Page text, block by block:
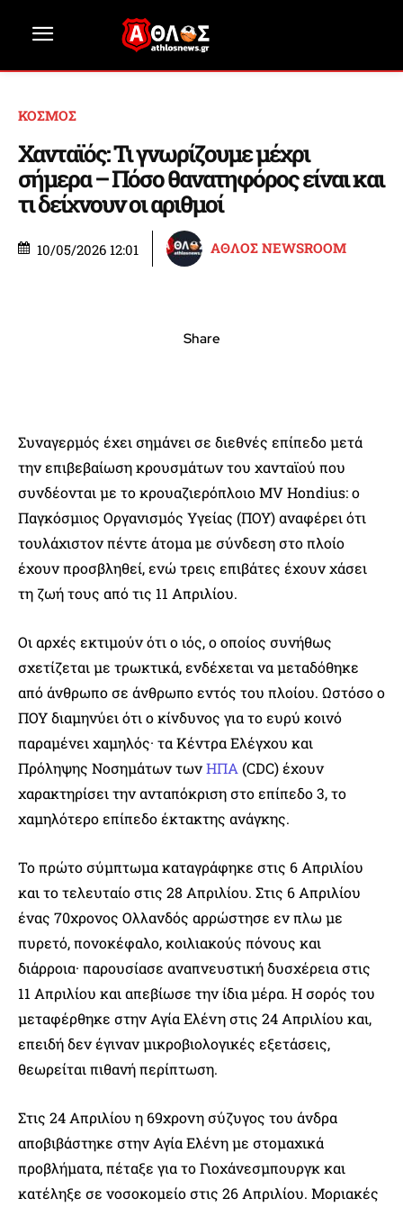
ΚΟΣΜΟΣ
Χανταϊός: Τι γνωρίζουμε μέχρι
σήμερα – Πόσο θανατηφόρος είναι και
τι δείχνουν οι αριθμοί
10/05/2026 12:01 ΑΘΛΟΣ NEWSROOM
Share
Συναγερμός έχει σημάνει σε διεθνές επίπεδο μετά
την επιβεβαίωση κρουσμάτων του χανταϊού που
συνδέονται με το κρουαζιερόπλοιο MV Hondius: ο
Παγκόσμιος Οργανισμός Υγείας (ΠΟΥ) αναφέρει ότι
τουλάχιστον πέντε άτομα με σύνδεση στο πλοίο
έχουν προσβληθεί, ενώ τρεις επιβάτες έχουν χάσει
τη ζωή τους από τις 11 Απριλίου.
Οι αρχές εκτιμούν ότι ο ιός, ο οποίος συνήθως
σχετίζεται με τρωκτικά, ενδέχεται να μεταδόθηκε
από άνθρωπο σε άνθρωπο εντός του πλοίου. Ωστόσο ο
ΠΟΥ διαμηνύει ότι ο κίνδυνος για το ευρύ κοινό
παραμένει χαμηλός· τα Κέντρα Ελέγχου και
Πρόληψης Νοσημάτων τωνΗΠΑ (CDC) έχουν
χαρακτηρίσει την ανταπόκριση στο επίπεδο 3, το
χαμηλότερο επίπεδο έκτακτης ανάγκης.
Το πρώτο σύμπτωμα καταγράφηκε στις 6 Απριλίου
και το τελευταίο στις 28 Απριλίου. Στις 6 Απριλίου
ένας 70χρονος Ολλανδός αρρώστησε εν πλω με
πυρετό, πονοκέφαλο, κοιλιακούς πόνους και
διάρροια· παρουσίασε αναπνευστική δυσχέρεια στις
11 Απριλίου και απεβίωσε την ίδια μέρα. Η σορός του
μεταφέρθηκε στην Αγία Ελένη στις 24 Απριλίου και,
επειδή δεν έγιναν μικροβιολογικές εξετάσεις,
θεωρείται πιθανή περίπτωση.
Στις 24 Απριλίου η 69χρονη σύζυγος του άνδρα
αποβιβάστηκε στην Αγία Ελένη με στομαχικά
προβλήματα, πέταξε για το Γιοχάνεσμπουργκ και
κατέληξε σε νοσοκομείο στις 26 Απριλίου. Μοριακές